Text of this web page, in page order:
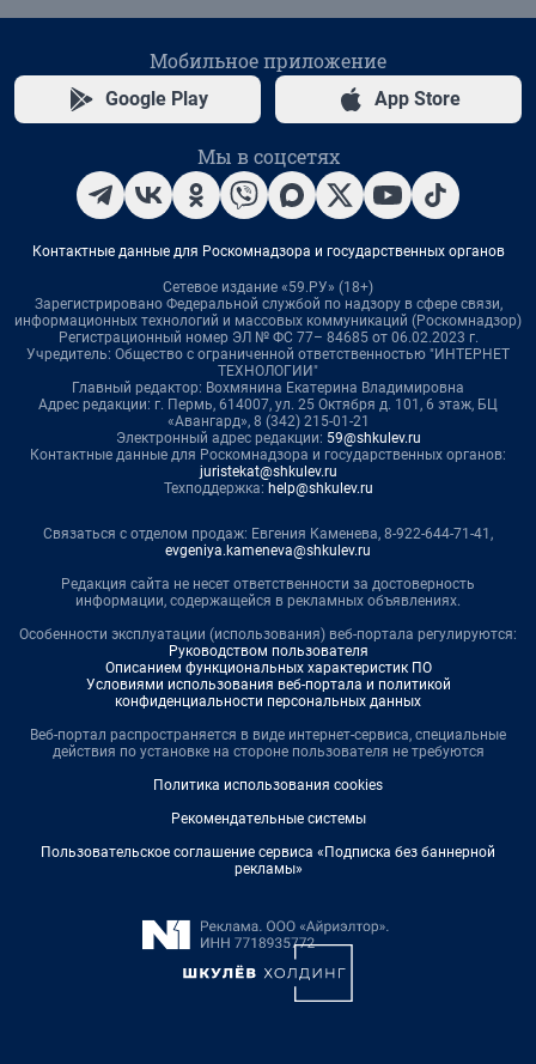
Мобильное приложение
Google Play App Store
Мы в соцсетях
Контактные данные для Роскомнадзора и государственных органов
Сетевое издание «59.РУ» (18+)
Зарегистрировано Федеральной службой по надзору в сфере связи,
информационных технологий и массовых коммуникаций (Роскомнадзор)
Регистрационный номер ЭЛ № ФС 77– 84685 от 06.02.2023 г.
Учредитель: Общество с ограниченной ответственностью "ИНТЕРНЕТ
ТЕХНОЛОГИИ"
Главный редактор: Вохмянина Екатерина Владимировна
Адрес редакции: г. Пермь, 614007, ул. 25 Октября д. 101, 6 этаж, БЦ
«Авангард», 8 (342) 215-01-21
Электронный адрес редакции: 59@shkulev.ru
Контактные данные для Роскомнадзора и государственных органов:
juristekat@shkulev.ru
Техподдержка: help@shkulev.ru
Связаться с отделом продаж: Евгения Каменева, 8-922-644-71-41,
evgeniya.kameneva@shkulev.ru
Редакция сайта не несет ответственности за достоверность
информации, содержащейся в рекламных объявлениях.
Особенности эксплуатации (использования) веб-портала регулируются:
Руководством пользователя
Описанием функциональных характеристик ПО
Условиями использования веб-портала и политикой
конфиденциальности персональных данных
Веб-портал распространяется в виде интернет-сервиса, специальные
действия по установке на стороне пользователя не требуются
Политика использования cookies
Рекомендательные системы
Пользовательское соглашение сервиса «Подписка без баннерной
рекламы»